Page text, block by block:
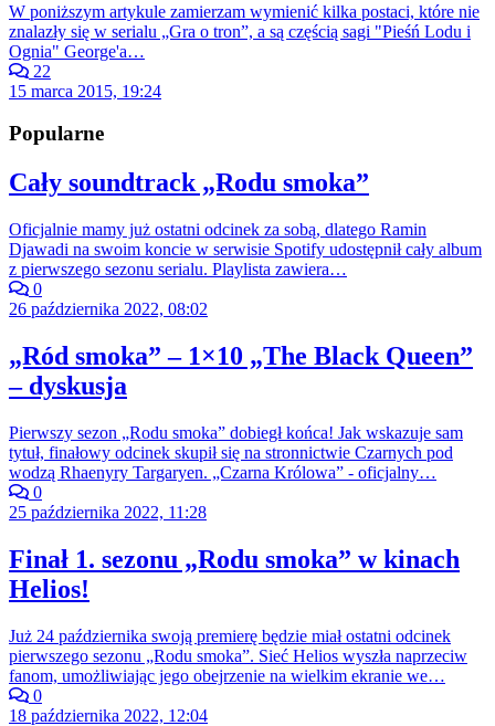
W poniższym artykule zamierzam wymienić kilka postaci, które nie
znalazły się w serialu „Gra o tron”, a są częścią sagi "Pieśń Lodu i
Ognia" George'a…
22
15 marca 2015, 19:24
Popularne
Cały soundtrack „Rodu smoka”
Oficjalnie mamy już ostatni odcinek za sobą, dlatego Ramin
Djawadi na swoim koncie w serwisie Spotify udostępnił cały album
z pierwszego sezonu serialu. Playlista zawiera…
0
26 października 2022, 08:02
„Ród smoka” – 1×10 „The Black Queen”
– dyskusja
Pierwszy sezon „Rodu smoka” dobiegł końca! Jak wskazuje sam
tytuł, finałowy odcinek skupił się na stronnictwie Czarnych pod
wodzą Rhaenyry Targaryen. „Czarna Królowa” - oficjalny…
0
25 października 2022, 11:28
Finał 1. sezonu „Rodu smoka” w kinach
Helios!
Już 24 października swoją premierę będzie miał ostatni odcinek
pierwszego sezonu „Rodu smoka”. Sieć Helios wyszła naprzeciw
fanom, umożliwiając jego obejrzenie na wielkim ekranie we…
0
18 października 2022, 12:04